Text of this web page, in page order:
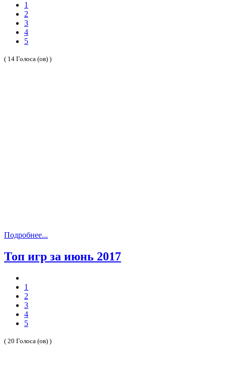
1
2
3
4
5
( 14 Голоса (ов) )
Подробнее...
Топ игр за июнь 2017
1
2
3
4
5
( 20 Голоса (ов) )